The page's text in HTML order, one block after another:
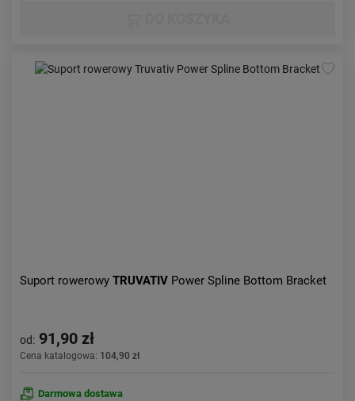
Suport rowerowy TRUVATIV Power Spline Bottom Bracket
od: 91,90 zł
Cena katalogowa: 104,90 zł
Darmowa dostawa